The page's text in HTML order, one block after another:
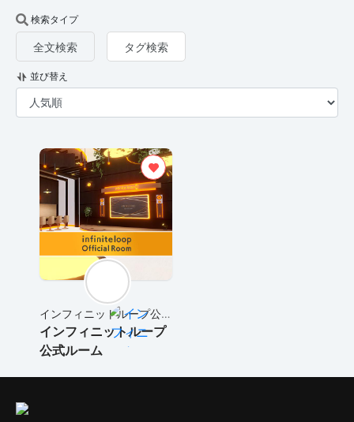
検索タイプ
全文検索 タグ検索
並び替え
インフィニットループ公
式ショップ
インフィニットループ
公式ルーム